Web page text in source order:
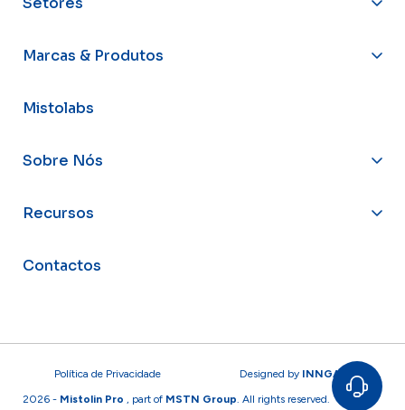
Marcas & Produtos
Mistolabs
Sobre Nós
Recursos
Contactos
Política de Privacidade Designed by INNGAGE
2026 - Mistolin Pro , part of MSTN Group. All rights reserved.